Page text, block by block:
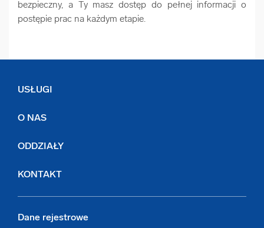
bezpieczny, a Ty masz dostęp do pełnej informacji o
postępie prac na każdym etapie.
USŁUGI
O NAS
ODDZIAŁY
KONTAKT
Dane rejestrowe